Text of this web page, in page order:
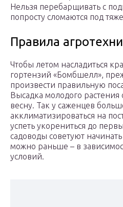
Нельзя перебарщивать с
попросту сломаются под
Правила
Чтобы летом насладиться
гортензий «Бомбшелл»,
произвести правильную
Высадка молодого
весну. Так у саженцев
акклиматизироваться на
успеть укорениться до
садоводы советуют
можно раньше – в
условий.